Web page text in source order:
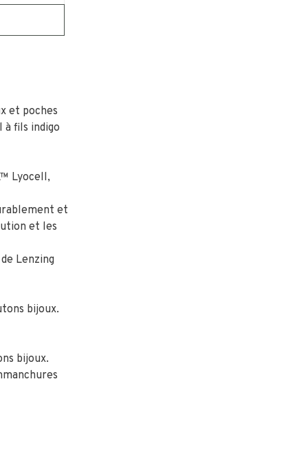
et poches
à fils indigo
Lyocell,
et
et les
Lenzing
bijoux.
bijoux.